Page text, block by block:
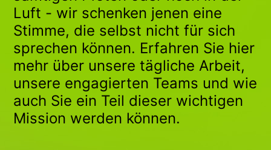
Luft - wir schenken jenen eine
Stimme, die selbst nicht für sich
sprechen können. Erfahren Sie hier
mehr über unsere tägliche Arbeit,
unsere engagierten Teams und wie
auch Sie ein Teil dieser wichtigen
Mission werden können.